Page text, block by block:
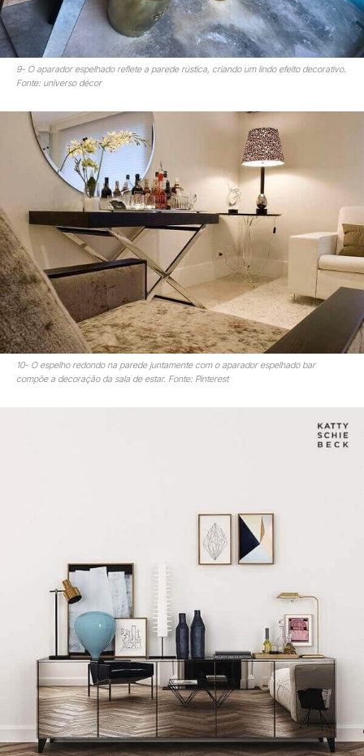
9- O aparador espelhado reflete a parede rústica, criando um lindo efeito decorativo.
Fonte: universo décor
10- O espelho redondo na parede juntamente com o aparador espelhado bar
compõe a decoração da sala de estar. Fonte: Pinterest